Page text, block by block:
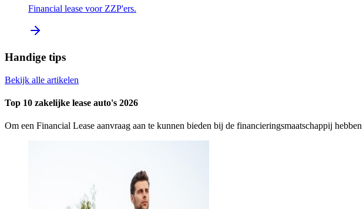
Financial lease voor ZZP'ers.
Handige tips
Bekijk alle artikelen
Top 10 zakelijke lease auto's 2026
Om een Financial Lease aanvraag aan te kunnen bieden bij de financieringsmaatschappij